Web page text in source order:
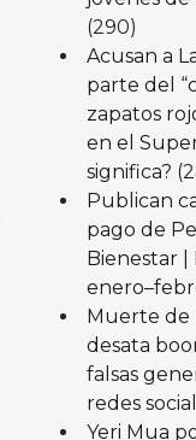
(290)
Acusan a
parte del
zapatos
en el
significa?
Publican
pago de
Bienestar |
Muerte de
desata
falsas
redes
Yeri Mua